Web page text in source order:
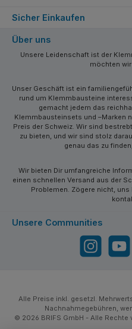
Sicher Einkaufen
Über uns
Unsere Leidenschaft ist der
möchten
Unser Geschäft ist ein
rund um Klemmbausteine
gemacht jedem das
Klemmbausteinsets und –Marken
Preis der Schweiz. Wir sind
zu bieten, und wir sind stolz
genau das zu
Wir bieten Dir umfangreiche
einen schnellen Versand aus der
Problemen. Zögere nicht, uns
Unsere Communities
Instagram YouTube
Alle Preise inkl. gesetzl.
Nachnahmegebühren,
© 2026 BRIFS GmbH - Alle Rechte